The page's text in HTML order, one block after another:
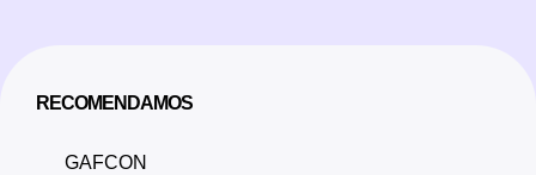
RECOMENDAMOS
GAFCON